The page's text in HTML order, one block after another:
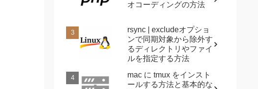
オコーディングの方法
rsync | excludeオプショ
ンで同期対象から除外す
るディレクトリやファイ
ルを指定する方法
mac に tmux をインスト
ールする方法と基本的な